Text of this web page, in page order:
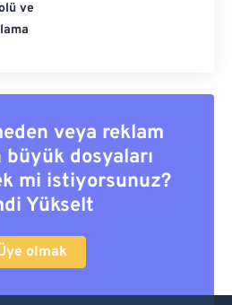
ve
veya reklam
dosyaları
mi istiyorsunuz?
Yükselt
olmak